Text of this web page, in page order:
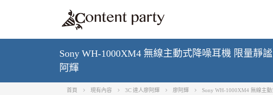
Sony WH-1000XM4 無線主動式降噪耳機 限量靜
阿輝
首頁 現有內容 3C 達人廖阿輝 廖阿輝 Sony WH-1000XM4 無線主